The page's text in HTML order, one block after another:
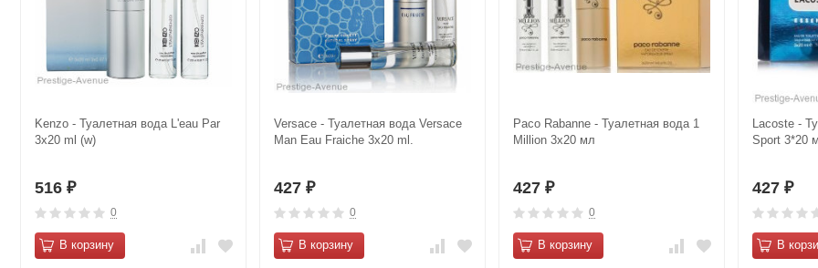
Kenzo - Туалетная вода L'eau Par
3х20 ml (w)
516 ₽
0
В корзину
Versace - Туалетная вода Versace
Man Eau Fraiche 3х20 ml.
427 ₽
0
В корзину
Paco Rabanne - Туалетная вода 1
Million 3x20 мл
427 ₽
0
В корзину
Lacoste -
Sport 3*20
427 ₽
В